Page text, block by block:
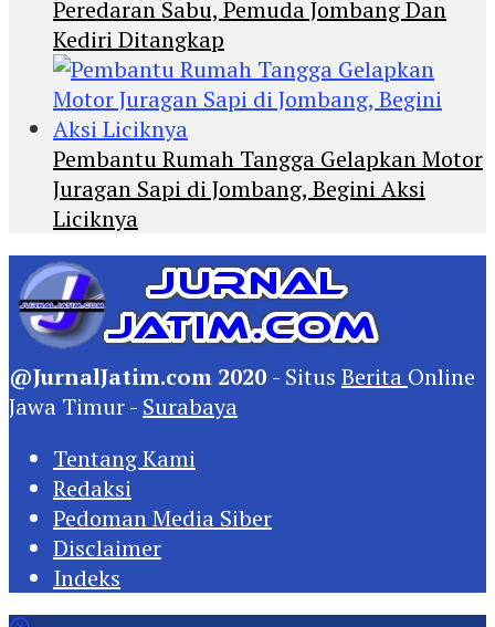
Peredaran Sabu, Pemuda Jombang Dan
Kediri Ditangkap
Pembantu Rumah Tangga Gelapkan Motor
Juragan Sapi di Jombang, Begini Aksi
Liciknya
@JurnalJatim.com 2020 - Situs Berita Online
Jawa Timur - Surabaya
Tentang Kami
Redaksi
Pedoman Media Siber
Disclaimer
Indeks